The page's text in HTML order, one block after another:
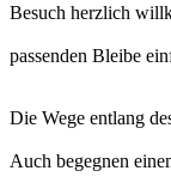
Besuch herzlich
passenden Bleibe
Die Wege entlang
Auch begegnen